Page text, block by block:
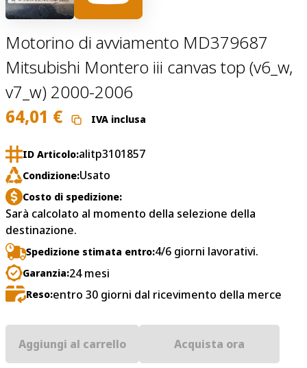
Motorino di avviamento MD379687
Mitsubishi Montero iii canvas top (v6_w,
v7_w) 2000-2006
64,01 € IVA inclusa
ID Articolo:alitp3101857
Condizione:Usato
Costo di spedizione:
Sarà calcolato al momento della selezione della
destinazione.
Spedizione stimata entro:4/6 giorni lavorativi.
Garanzia:24 mesi
Reso:entro 30 giorni dal ricevimento della merce
Aggiungi al carrello Acquista ora